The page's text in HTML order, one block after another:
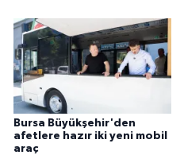
Bursa Büyükşehir'den
afetlere hazır iki yeni mobil
araç